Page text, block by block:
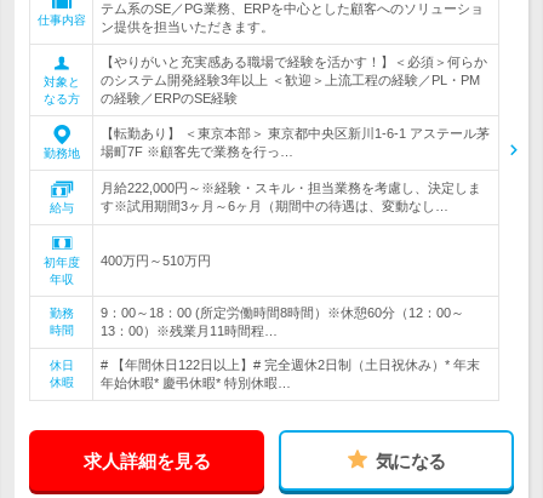
仕事内容
テム系のSE／PG業務、ERPを中心とした顧客へのソリューショ
ン提供を担当いただきます。
対象と
なる方
【やりがいと充実感ある職場で経験を活かす！】＜必須＞何らか
のシステム開発経験3年以上 ＜歓迎＞上流工程の経験／PL・PM
の経験／ERPのSE経験
勤務地
【転勤あり】 ＜東京本部＞ 東京都中央区新川1-6-1 アステール茅
場町7F ※顧客先で業務を行っ…
給与
月給222,000円～※経験・スキル・担当業務を考慮し、決定しま
す※試用期間3ヶ月～6ヶ月（期間中の待遇は、変動なし…
初年度
年収
400万円～510万円
勤務
時間
9：00～18：00 (所定労働時間8時間）※休憩60分（12：00～
13：00）※残業月11時間程…
休日
休暇
# 【年間休日122日以上】# 完全週休2日制（土日祝休み）* 年末
年始休暇* 慶弔休暇* 特別休暇…
求人詳細を見る 気になる